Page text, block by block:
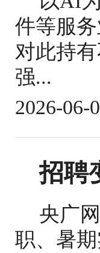
件等服
对此持
强...
2026-06-
招聘
央广
职、暑